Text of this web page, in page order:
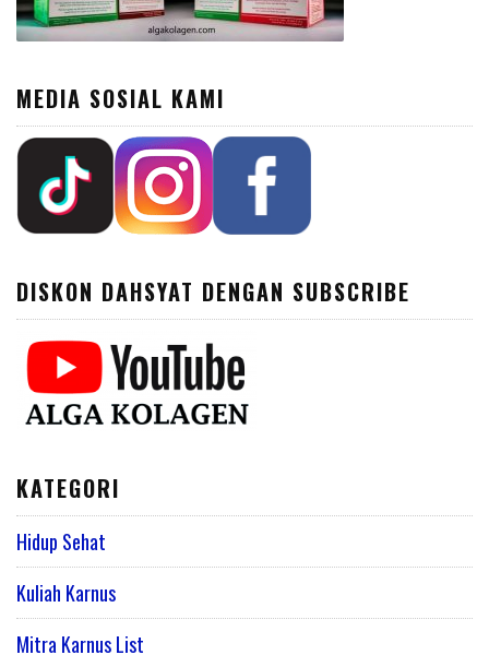
MEDIA SOSIAL KAMI
DISKON DAHSYAT DENGAN SUBSCRIBE
KATEGORI
Hidup Sehat
Kuliah Karnus
Mitra Karnus List